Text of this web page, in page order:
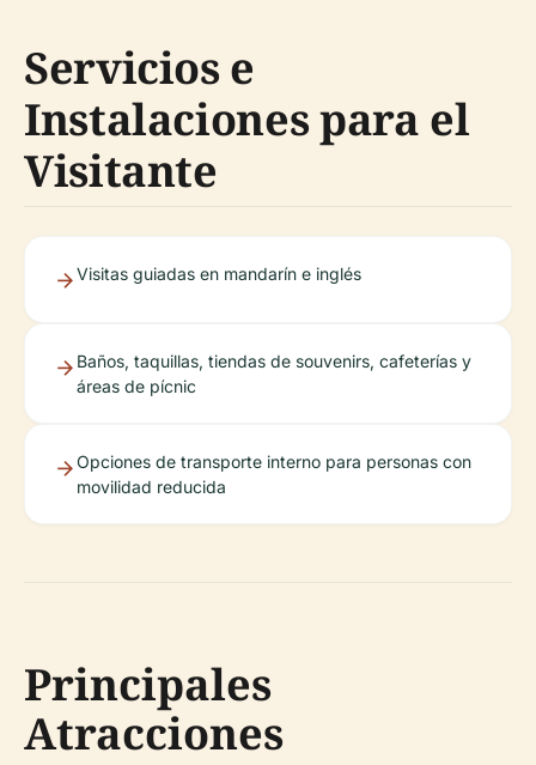
Servicios e
Instalaciones para el
Visitante
Visitas guiadas en mandarín e inglés
Baños, taquillas, tiendas de souvenirs, cafeterías y
áreas de pícnic
Opciones de transporte interno para personas con
movilidad reducida
Principales
Atracciones